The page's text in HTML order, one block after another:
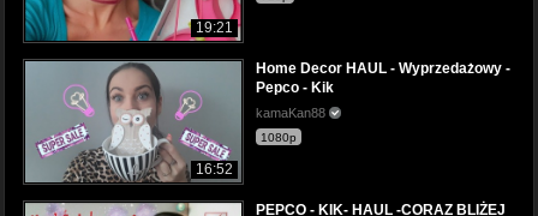
19:21
16:52
Home Decor HAUL - Wyprzedażowy -
Pepco - Kik
kamaKan88
1080p
PEPCO - KIK- HAUL -CORAZ BLIŻEJ